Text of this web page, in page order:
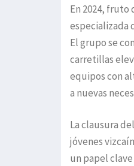
En 2024,
especializada
El grupo se
carretillas
equipos con
a nuevas
La clausura
jóvenes
un papel